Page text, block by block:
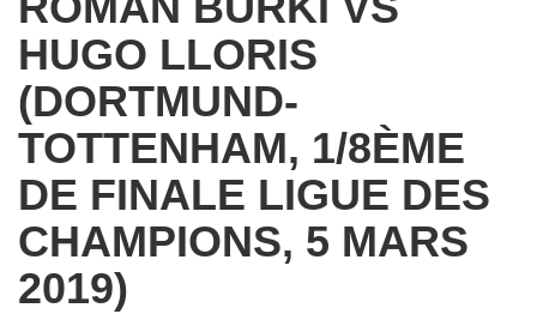
HUGO LLORIS
(DORTMUND-
TOTTENHAM, 1/8ÈME
DE FINALE LIGUE DES
CHAMPIONS, 5 MARS
2019)